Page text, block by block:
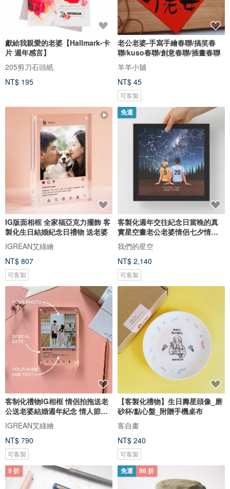
獻給我親愛的老婆【Hallmark-卡
片 週年感言】
205剪刀石頭紙
NT$ 195
老公老婆-手寫手繪春聯/搞笑春
聯/kuso春聯/創意春聯/插畫春聯
羊羊小舖
NT$ 45
可客製
IG版面相框 全家福亞克力擺飾 客
製化生日結婚紀念日禮物 送老婆
IGREAN艾綠繪
NT$ 807
可客製
免運
客製化週年交往紀念日當晚的真
實星空畫老公老婆情侶七夕情人
節禮
我們的星空
NT$ 2,140
可客製
客制化禮物IG相框 情侶拍拖送老
公送老婆結婚週年紀念 情人節禮
盒
IGREAN艾綠繪
NT$ 790
可客製
【客製化禮物】生日壽星頭像_磨
砂杯/點心盤_附贈手機桌布
客自畫
NT$ 240
可客製
9 折 免運 98 折